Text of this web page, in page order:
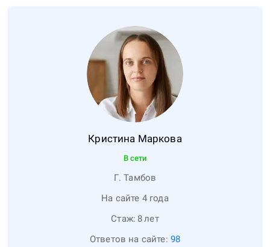
Кристина Маркова
В сети
Г. Тамбов
На сайте 4 года
Стаж: 8лет
Ответов на сайте: 98